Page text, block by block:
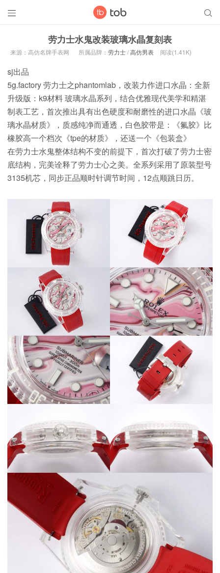
 
劳力士水鬼改装玻璃水晶复刻表
来源：高仿名牌手表网 所属品牌： 劳力士/高仿男表 阅读(1.41K)
sj出品
5g.factory 劳力士之phantomlab，改装力作进口水晶：全新
升级版：k9材料 玻璃水晶系列，结合优雅现代美学和精湛
制表工艺，首次推出具有出色硬度和耐磨性的进口水晶《玻
璃水晶材质》，质感纯净而通透，白色胶带是：《氟胶》比
橡胶高一个档次《tpe的材质》，还送一个《包装盒》
在劳力士水鬼整体结构不变的前提下，首次打破了劳力士密
底结构，完美诠释了劳力士心之美。全系列采用了原装型号
3135机芯，同步正品顺时针调节时间，12点顺跳日历。